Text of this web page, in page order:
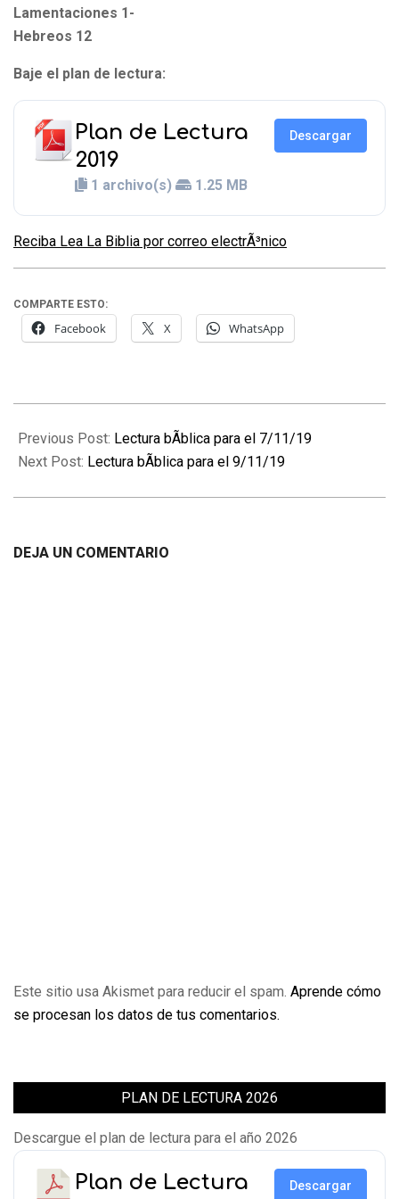
Lamentaciones 1-
Hebreos 12
Baje el plan de lectura:
Plan de Lectura
2019
1 archivo(s) 1.25 MB
Descargar
Reciba Lea La Biblia por correo electrÃ³nico
COMPARTE ESTO:
Facebook X WhatsApp
11-
08
Previous Post: Lectura bÃ­blica para el 7/11/19
Next Post: Lectura bÃ­blica para el 9/11/19
DEJA UN COMENTARIO
Este sitio usa Akismet para reducir el spam. Aprende cómo
se procesan los datos de tus comentarios.
PLAN DE LECTURA 2026
Descargue el plan de lectura para el año 2026
Plan de Lectura
Descargar